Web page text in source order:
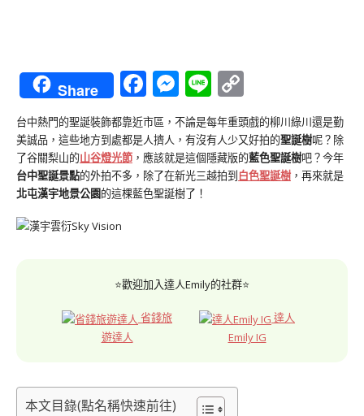
Share Facebook
Messenger
Line
Link
台中熱門的聖誕裝飾都靠近市區，不論是每年重頭戲的柳川綠川還是勤
美誠品，這些地方到處都是人擠人，有沒有人少又好拍的聖誕樹呢？除
了谷關梨山的山谷燈光節 ，應該就是這個隱藏版的藍色聖誕樹吧？今年
台中聖誕景點的外拍不多，除了在新光三越拍到白色聖誕樹 ，再來就是
北屯漢宇地景公園的這棵藍色聖誕樹了！
⭐歡迎加入達人Emily的社群⭐
省錢旅
遊達人
達人
Emily IG
本文目錄(點名稱快速前往)